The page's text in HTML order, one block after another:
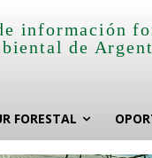
información
de
FORESTAL